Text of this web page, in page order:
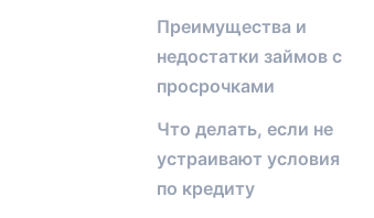
Преимущества и
недостатки займов с
просрочками
Что делать, если не
устраивают условия
по кредиту